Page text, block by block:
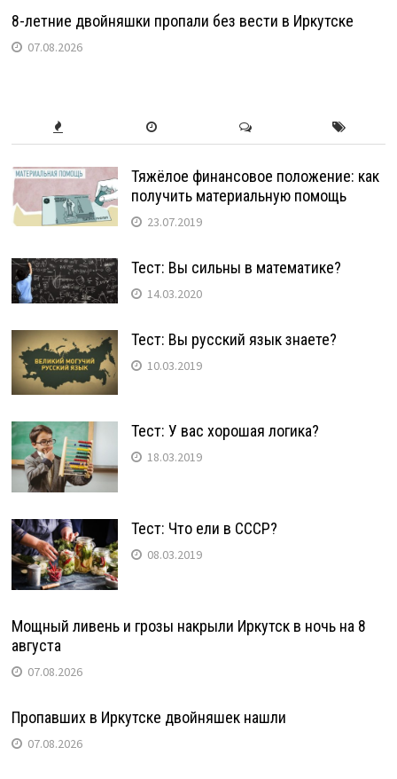
8-летние двойняшки пропали без вести в Иркутске
07.08.2026
Тяжёлое финансовое положение: как
получить материальную помощь
23.07.2019
Тест: Вы сильны в математике?
14.03.2020
Тест: Вы русский язык знаете?
10.03.2019
Тест: У вас хорошая логика?
18.03.2019
Тест: Что ели в СССР?
08.03.2019
Мощный ливень и грозы накрыли Иркутск в ночь на 8
августа
07.08.2026
Пропавших в Иркутске двойняшек нашли
07.08.2026